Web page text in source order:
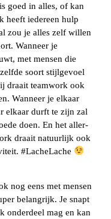
goed in alles, of kan
heeft iedereen hulp
zou je alles zelf willen
Wanneer je
met mensen die
soort stijlgevoel
draait teamwork ook
Wanneer je elkaar
elkaar durft te zijn zal
doen. En het aller-
draait natuurlijk ook
#LacheLache
nog eens met mensen
belangrijk. Je snapt
onderdeel mag en kan